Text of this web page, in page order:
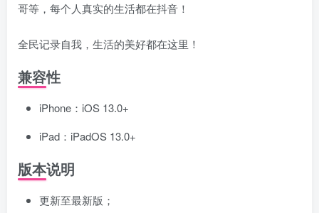
哥等，每个人真实的生活都在抖音！
全民记录自我，生活的美好都在这里！
兼容性
iPhone：iOS 13.0+
iPad：iPadOS 13.0+
版本说明
更新至最新版；